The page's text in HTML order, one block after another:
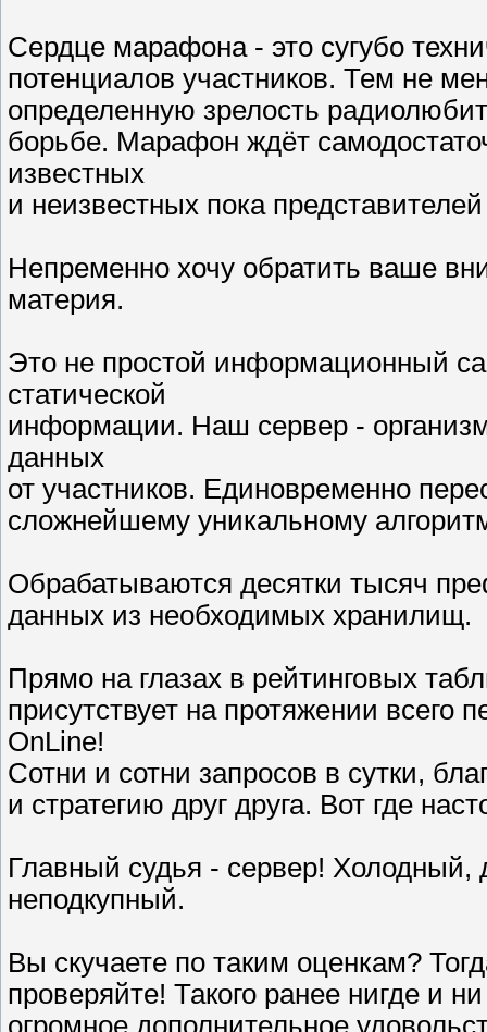
Сердце марафона - это сугубо
потенциалов участников. Тем не
определенную зрелость
борьбе. Марафон ждёт
известных
и неизвестных пока
Непременно хочу обратить ваше
материя.
Это не простой информационный
статической
информации. Наш сервер -
данных
от участников. Единовременно
сложнейшему уникальному
Обрабатываются десятки тысяч
данных из необходимых хранилищ.
Прямо на глазах в рейтинговых
присутствует на протяжении
OnLine!
Сотни и сотни запросов в сутки,
и стратегию друг друга. Вот где
Главный судья - сервер!
неподкупный.
Вы скучаете по таким оценкам?
проверяйте! Такого ранее нигде и
огромное дополнительное